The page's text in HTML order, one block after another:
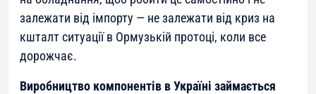
залежати від імпорту — не залежати від криз на
кшталт ситуації в Ормузькій протоці, коли все
дорожчає.
Виробництво компонентів в Україні займається